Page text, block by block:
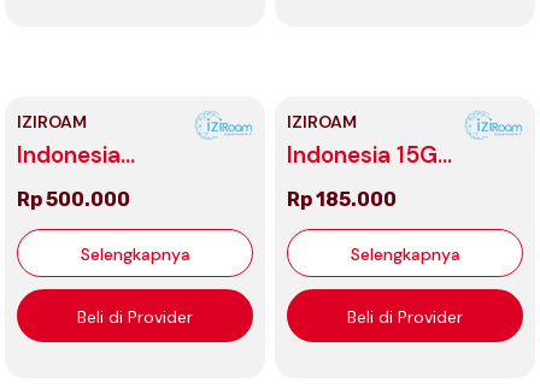
IZIROAM
Indonesia
100GB
Unlimited
Rp 500.000
Selengkapnya
Beli di Provider
IZIROAM
Indonesia 15GB
Unlimited
Rp 185.000
Selengkapnya
Beli di Provider